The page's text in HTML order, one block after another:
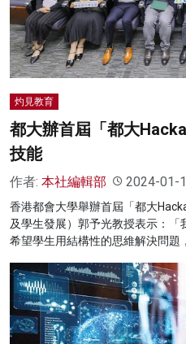
灼見教育
都大辦首屆「都大
技能
作者: 本社編輯部 2024-01-
香港都會大學舉辦首屆「都大
及學生發展）郭予光教授表示：
希望學生用結構性的思維解決問題